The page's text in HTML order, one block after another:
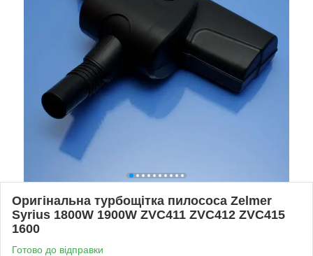
Оригінальна турбощітка пилососа Zelmer
Syrius 1800W 1900W ZVC411 ZVC412 ZVC415
1600
Готово до відправки